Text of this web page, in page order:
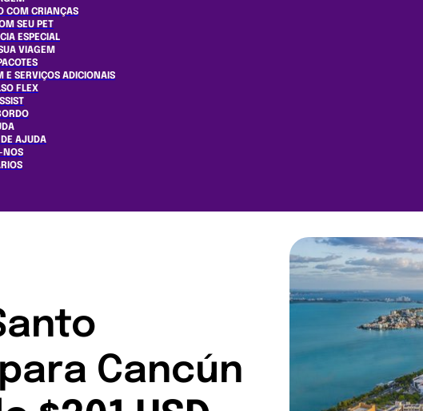
COM CRIANÇAS
SEU PET
ESPECIAL
VIAGEM
E SERVIÇOS ADICIONAIS
FLEX
AJUDA
NOS
Cancún